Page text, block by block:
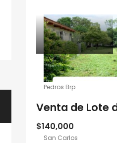
Pedros Brp
Venta de Lote
$140,000
San Carlos